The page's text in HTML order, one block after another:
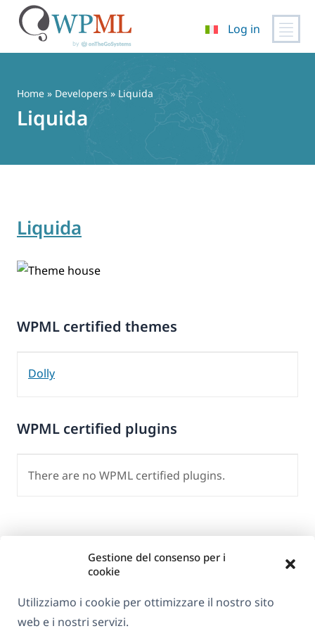
Gestione del consenso per i
cookie
Utilizziamo i cookie per ottimizzare il nostro sito
web e i nostri servizi.
contenuto
Log in
Home » Developers » Liquida
Liquida
Liquida
WPML certified themes
Dolly
WPML certified plugins
There are no WPML certified plugins.